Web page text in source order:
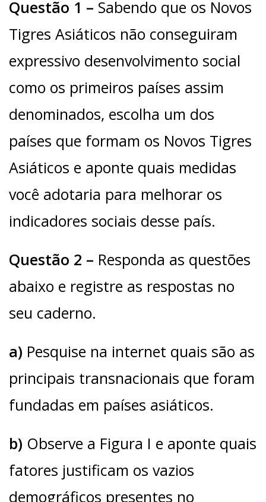
Questão 1 – Sabendo que os Novos
Tigres Asiáticos não conseguiram
expressivo desenvolvimento social
como os primeiros países assim
denominados, escolha um dos
países que formam os Novos Tigres
Asiáticos e aponte quais medidas
você adotaria para melhorar os
indicadores sociais desse país.
Questão 2 – Responda as questões
abaixo e registre as respostas no
seu caderno.
a) Pesquise na internet quais são as
principais transnacionais que foram
fundadas em países asiáticos.
b) Observe a Figura I e aponte quais
fatores justificam os vazios
demográficos presentes no